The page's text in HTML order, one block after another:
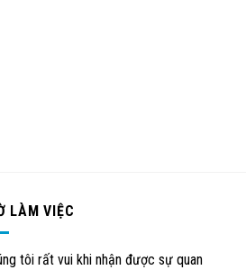
LÀM VIỆC
tôi rất vui khi nhận được sự quan